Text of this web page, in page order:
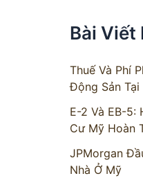
Bài Viết
Thuế Và Phí
Động Sản Tại
E-2 Và EB-5:
Cư Mỹ Hoàn
JPMorgan
Nhà Ở Mỹ